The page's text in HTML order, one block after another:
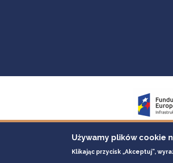
Używamy plików cookie
Klikając przycisk „Akceptuj”,